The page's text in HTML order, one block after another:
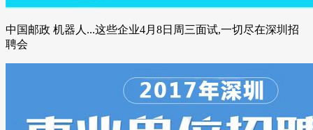
中国邮政 机器人...这些企业4月8日周三面试,一切尽在深圳招
聘会